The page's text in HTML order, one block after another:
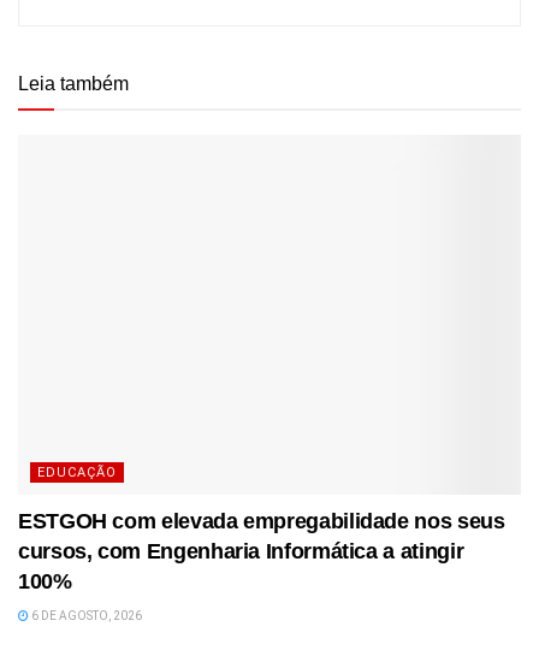
Leia também
EDUCAÇÃO
ESTGOH com elevada empregabilidade nos seus
cursos, com Engenharia Informática a atingir
100%
6 DE AGOSTO, 2026